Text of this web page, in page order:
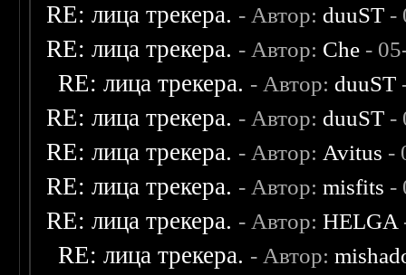
RE: лица трекера. - Автор: duuST -
RE: лица трекера. - Автор: Che -
RE: лица трекера. - Автор: duuST
RE: лица трекера. - Автор: duuST -
RE: лица трекера. - Автор: Avitus -
RE: лица трекера. - Автор:misfits -
RE: лица трекера. - Автор:HELGA
RE: лица трекера. - Автор: